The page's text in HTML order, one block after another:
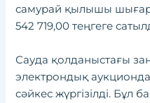
самурай қылышы
542 719,00 теңгеге
Сауда қолданыстағы
электрондық
сәйкес жүргізілді. Бұл